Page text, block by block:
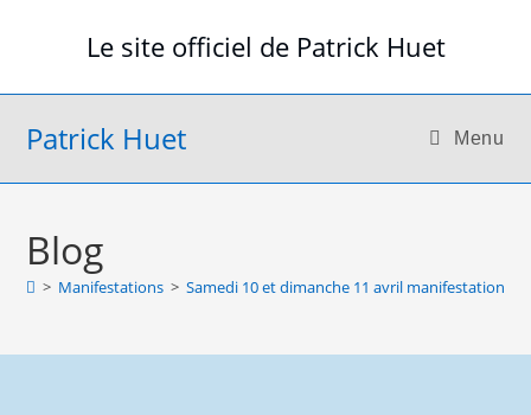
Le site officiel de Patrick Huet
Patrick Huet Menu
Blog
> Manifestations > Samedi 10 et dimanche 11 avril manifestations